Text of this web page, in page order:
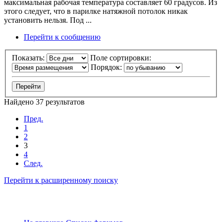
максимальная рабочая температура составляет 60 градусов. Из
этого следует, что в парилке натяжной потолок никак
установить нельзя. Под ...
Перейти к сообщению
Показать:
Поле сортировки:
Порядок:
Найдено 37 результатов
Пред.
1
2
3
4
След.
Перейти к расширенному поиску